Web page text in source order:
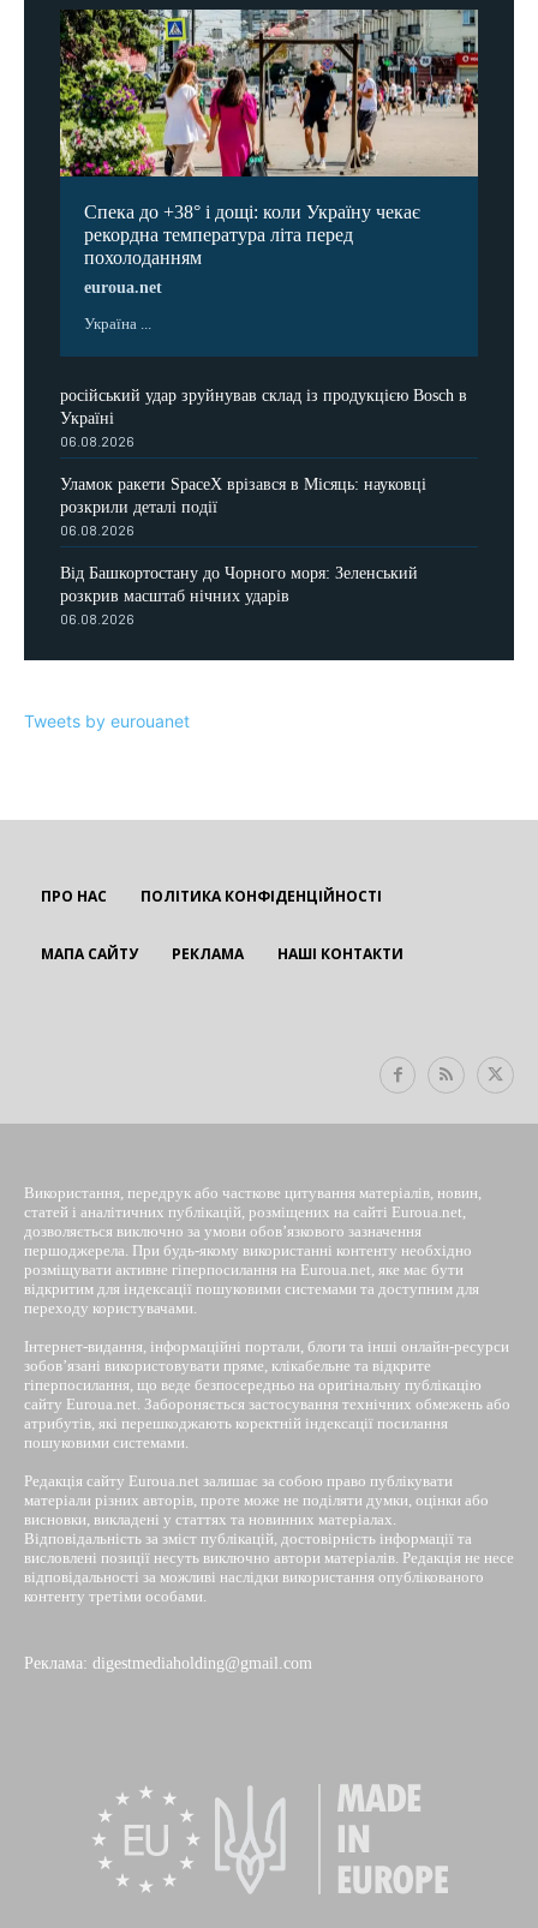
Спека до +38° і дощі: коли Україну чекає
рекордна температура літа перед
похолоданням
euroua.net
Україна ...
російський удар зруйнував склад із продукцією Bosch в
Україні
06.08.2026
Уламок ракети SpaceX врізався в Місяць: науковці
розкрили деталі події
06.08.2026
Від Башкортостану до Чорного моря: Зеленський
розкрив масштаб нічних ударів
06.08.2026
Tweets by eurouanet
ПРО НАС ПОЛІТИКА КОНФІДЕНЦІЙНОСТІ
МАПА САЙТУ РЕКЛАМА НАШІ КОНТАКТИ
Використання, передрук або часткове цитування матеріалів, новин,
статей і аналітичних публікацій, розміщених на сайті Euroua.net,
дозволяється виключно за умови обов’язкового зазначення
першоджерела. При будь-якому використанні контенту необхідно
розміщувати активне гіперпосилання на Euroua.net, яке має бути
відкритим для індексації пошуковими системами та доступним для
переходу користувачами.
Інтернет-видання, інформаційні портали, блоги та інші онлайн-ресурси
зобов’язані використовувати пряме, клікабельне та відкрите
гіперпосилання, що веде безпосередньо на оригінальну публікацію
сайту Euroua.net. Забороняється застосування технічних обмежень або
атрибутів, які перешкоджають коректній індексації посилання
пошуковими системами.
Редакція сайту Euroua.net залишає за собою право публікувати
матеріали різних авторів, проте може не поділяти думки, оцінки або
висновки, викладені у статтях та новинних матеріалах.
Відповідальність за зміст публікацій, достовірність інформації та
висловлені позиції несуть виключно автори матеріалів. Редакція не несе
відповідальності за можливі наслідки використання опублікованого
контенту третіми особами.
Реклама: digestmediaholding@gmail.com